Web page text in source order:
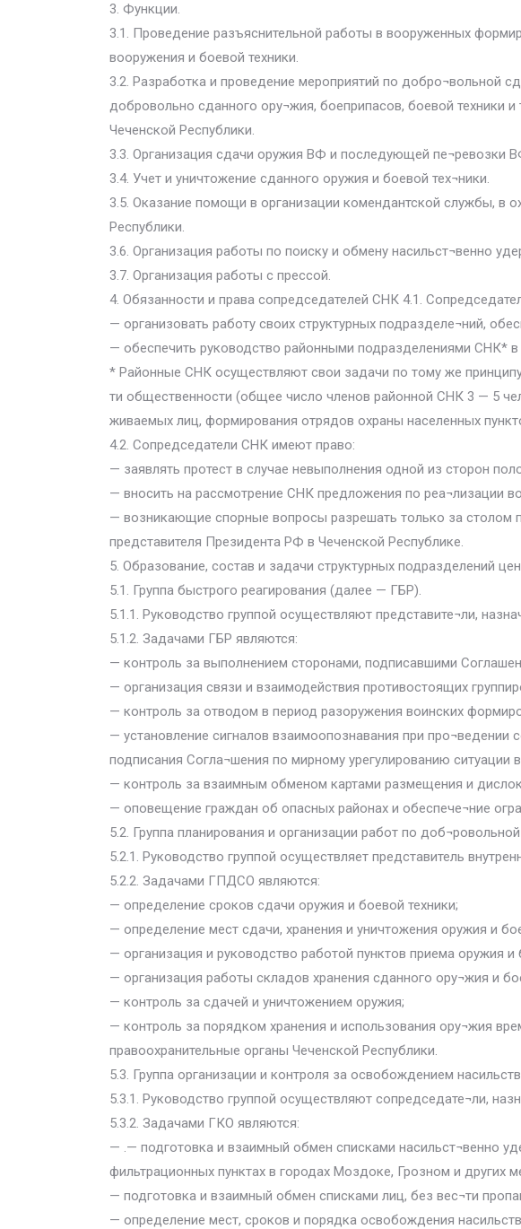
3. Функции.
3.1. Проведение разъяснительной работы в вооруженных
вооружения и боевой техники.
3.2. Разработка и проведение мероприятий по добро¬вольной
добровольно сданного ору¬жия, боеприпасов, боевой
Чеченской Республики.
3.3. Организация сдачи оружия ВФ и последующей пе¬ревозки
3.4. Учет и уничтожение сданного оружия и боевой тех¬ники.
3.5. Оказание помощи в организации комендантской службы, в
Республики.
3.6. Организация работы по поиску и обмену насильст¬венно
3.7. Организация работы с прессой.
4. Обязанности и права сопредседателей СНК 4.1.
— организовать работу своих структурных подразделе¬ний,
— обеспечить руководство районными подразделениями СНК*
* Районные СНК осуществляют свои задачи по тому же
ти общественности (общее число членов районной СНК 3 — 5
живаемых лиц, формирования отрядов охраны населенных
4.2. Сопредседатели СНК имеют право:
— заявлять протест в случае невыполнения одной из сторон
— вносить на рассмотрение СНК предложения по реа¬лизации
— возникающие спорные вопросы разрешать только за столом
представителя Президента РФ в Чеченской Республике.
5. Образование, состав и задачи структурных подразделений
5.1. Группа быстрого реагирования (далее — ГБР).
5.1.1. Руководство группой осуществляют представите¬ли,
5.1.2. Задачами ГБР являются:
— контроль за выполнением сторонами, подписавшими
— организация связи и взаимодействия противостоящих
— контроль за отводом в период разоружения воинских
— установление сигналов взаимоопознавания при
подписания Согла¬шения по мирному урегулированию ситуации
— контроль за взаимным обменом картами размещения и
— оповещение граждан об опасных районах и обеспече¬ние
5.2. Группа планирования и организации работ по
5.2.1. Руководство группой осуществляет представитель
5.2.2. Задачами ГПДСО являются:
— определение сроков сдачи оружия и боевой техники;
— определение мест сдачи, хранения и уничтожения оружия и
— организация и руководство работой пунктов приема оружия и
— организация работы складов хранения сданного ору¬жия и
— контроль за сдачей и уничтожением оружия;
— контроль за порядком хранения и использования ору¬жия
правоохранительные органы Чеченской Республики.
5.3. Группа организации и контроля за освобождением
5.3.1. Руководство группой осуществляют сопредседате¬ли,
5.3.2. Задачами ГКО являются:
— .— подготовка и взаимный обмен списками насильст¬венно
фильтрационных пунктах в городах Моздоке, Грозном и других
— подготовка и взаимный обмен списками лиц, без вес¬ти
— определение мест, сроков и порядка освобождения